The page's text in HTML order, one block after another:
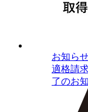
お知ら
適格請
了のお